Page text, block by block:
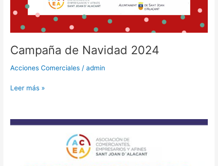
Campaña de Navidad 2024
Acciones Comerciales /admin
Leer más »
Campaña